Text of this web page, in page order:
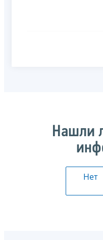
Нашли
Нет